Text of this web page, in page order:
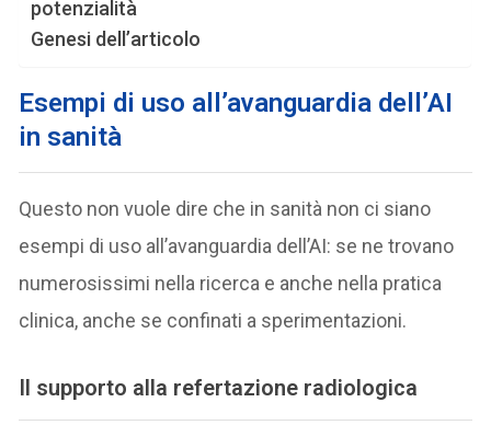
potenzialità
Genesi dell’articolo
Esempi di uso all’avanguardia dell’AI
in sanità
Questo non vuole dire che in sanità non ci siano
esempi di uso all’avanguardia dell’AI: se ne trovano
numerosissimi nella ricerca e anche nella pratica
clinica, anche se confinati a sperimentazioni.
supporto alla refertazione radiologica